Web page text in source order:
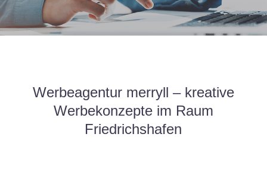
Werbeagentur merryll – kreative
Werbekonzepte im Raum
Friedrichshafen